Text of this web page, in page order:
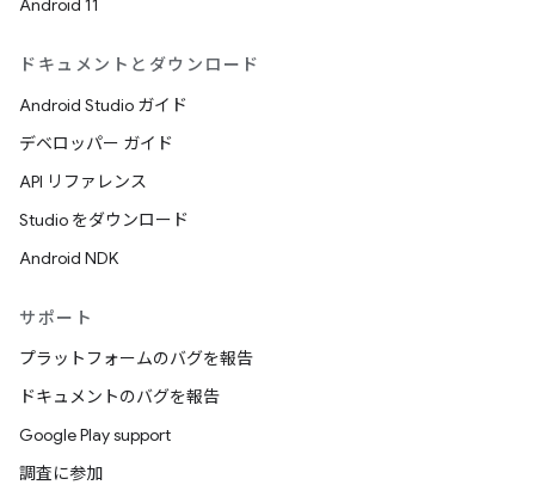
Android 11
ドキュメントとダウンロード
Android Studio ガイド
デベロッパー ガイド
API リファレンス
Studio をダウンロード
Android NDK
サポート
プラットフォームのバグを報告
ドキュメントのバグを報告
Google Play support
調査に参加